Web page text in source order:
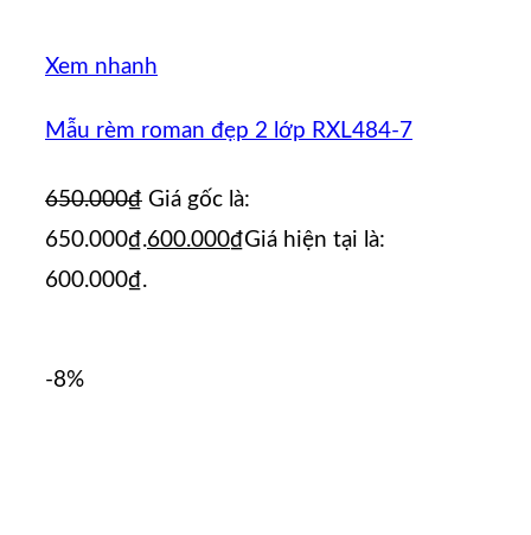
Xem nhanh
Mẫu rèm roman đẹp 2 lớp RXL484-7
650.000₫ Giá gốc là:
650.000₫.600.000₫Giá hiện tại là:
600.000₫.
-8%